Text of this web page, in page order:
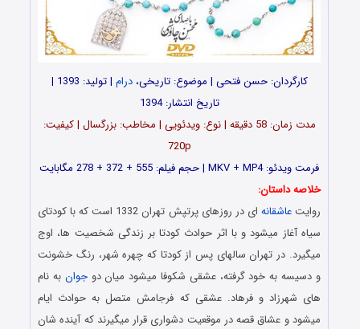
کارگردان: حسن فتحی | موضوع: تاریخی،درام
| تولید: 1393 |
تاریخ انتشار: 1394
مدت زمان: 58 دقیقه | نوع: ویدئویی | مخاطب: بزرگسال | کیفیت:
720p
فرمت ویدئو: MKV + MP4 | حجم فیلم: 555 + 372 + 278 مگابایت
خلاصه داستان:
روایتعاشقانه
ای در روزهای پرتپش تهران 1332 است که با کودتای
سیاه آغاز میشود و با اثر حوادث کودتا بر زندگی شخصیت ها، اوج
میگیرد. در تهران سالهای پس از کودتا که چهره شهر، رنگ خشونت
و دسیسه به خود گرفته، عشقی شکوفا میشود میان دوجوان به نام
های شهرزاد و فرهاد. عشقی که فرجامش متصل به حوادث ایام
میشود و عشاق قصه در موقعیت دشواری قرار میگیرند که آینده شان